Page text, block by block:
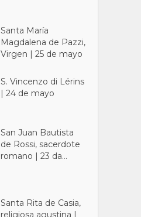
Santa María
Magdalena de Pazzi,
Virgen | 25 de mayo
S. Vincenzo di Lérins
| 24 de mayo
San Juan Bautista
de Rossi, sacerdote
romano | 23 da...
Santa Rita de Casia,
religiosa agustina |